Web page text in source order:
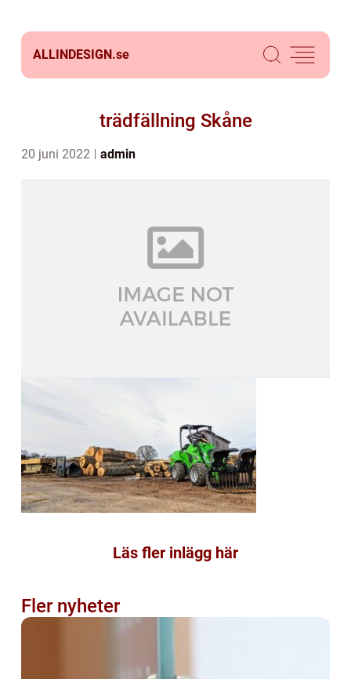
ALLINDESIGN.se
trädfällning Skåne
20 juni 2022 admin
Läs fler inlägg här
Fler nyheter